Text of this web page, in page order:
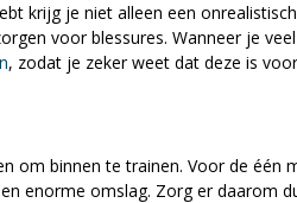
krijg je niet alleen een
voor blessures. Wanneer je
, zodat je zeker weet dat deze is
om binnen te trainen. Voor de één
enorme omslag. Zorg er daarom